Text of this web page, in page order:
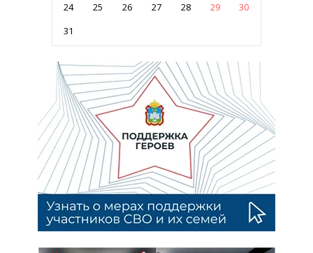
24
25 26 27 28 29
30
31